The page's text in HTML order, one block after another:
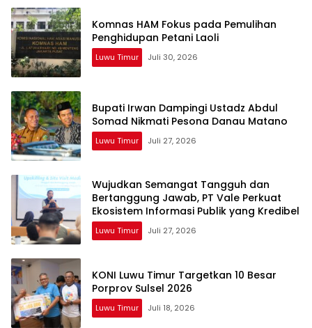
Komnas HAM Fokus pada Pemulihan
Penghidupan Petani Laoli
Luwu Timur Juli 30, 2026
Bupati Irwan Dampingi Ustadz Abdul
Somad Nikmati Pesona Danau Matano
Luwu Timur Juli 27, 2026
Wujudkan Semangat Tangguh dan
Bertanggung Jawab, PT Vale Perkuat
Ekosistem Informasi Publik yang Kredibel
Luwu Timur Juli 27, 2026
KONI Luwu Timur Targetkan 10 Besar
Porprov Sulsel 2026
Luwu Timur Juli 18, 2026